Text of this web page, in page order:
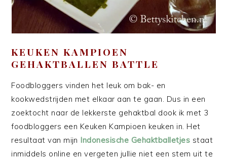
KEUKEN KAMPIOEN
GEHAKTBALLEN BATTLE
Foodbloggers vinden het leuk om bak- en
kookwedstrijden met elkaar aan te gaan. Dus in een
zoektocht naar de lekkerste gehaktbal dook ik met 3
foodbloggers een Keuken Kampioen keuken in. Het
resultaat van mijn Indonesische Gehaktballetjes staat
inmiddels online en vergeten jullie niet een stem uit te